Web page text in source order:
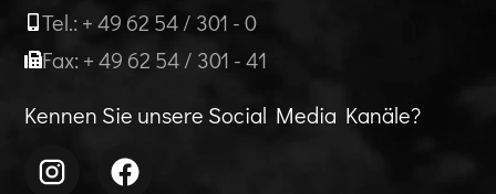
Tel.: + 49 62 54 / 301 - 0
Fax: + 49 62 54 / 301 - 41
Kennen Sie unsere Social Media Kanäle?